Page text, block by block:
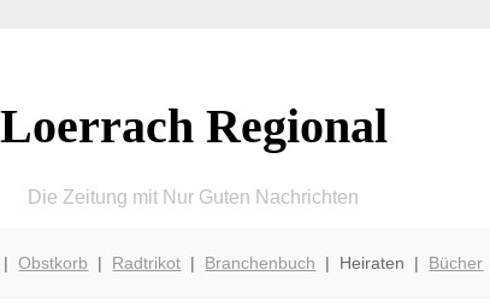
Loerrach Regional
Die Zeitung mit Nur Guten Nachrichten
|Obstkorb | Radtrikot | Branchenbuch | Heiraten | Bücher